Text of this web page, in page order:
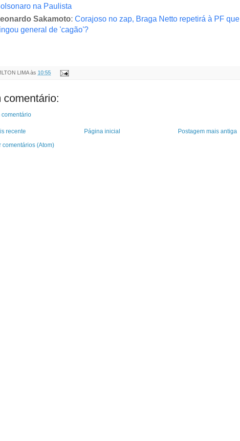
na Paulista
Sakamoto: Corajoso no zap, Braga Netto repetirá à PF que
general de 'cagão'?
LIMA às 10:55
comentário:
comentário
recente Postagem mais antiga
Página inicial
comentários (Atom)